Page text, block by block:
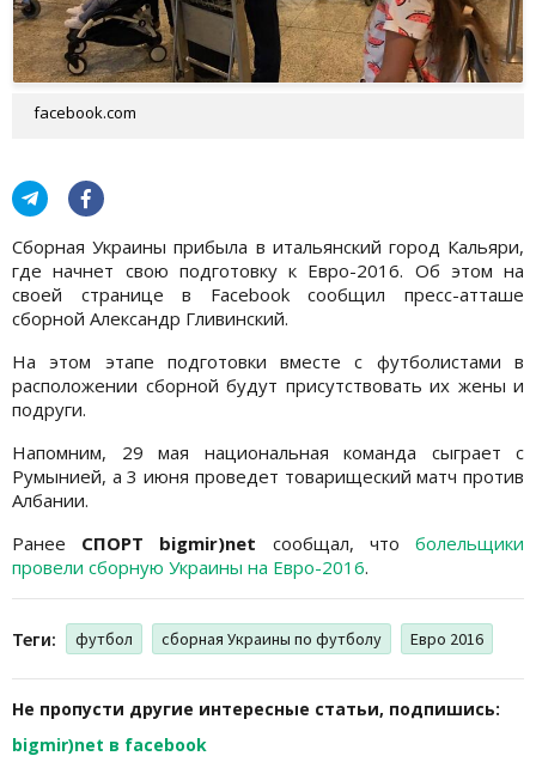
facebook.com
Сборная Украины прибыла в итальянский город Кальяри,
где начнет свою подготовку к Евро-2016. Об этом на
своей странице в Facebook сообщил пресс-атташе
сборной Александр Гливинский.
На этом этапе подготовки вместе с футболистами в
расположении сборной будут присутствовать их жены и
подруги.
Напомним, 29 мая национальная команда сыграет с
Румынией, а 3 июня проведет товарищеский матч против
Албании.
Ранее СПОРТ bigmir)net сообщал, чтоболельщики
провели сборную Украины на Евро-2016.
Теги: футбол сборная Украины по футболу Евро 2016
Не пропусти другие интересные статьи, подпишись:
bigmir)net в facebook